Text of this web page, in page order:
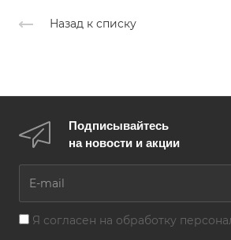
Назад к списку
Подписывайтесь
на новости и акции
Я согласен на обработку